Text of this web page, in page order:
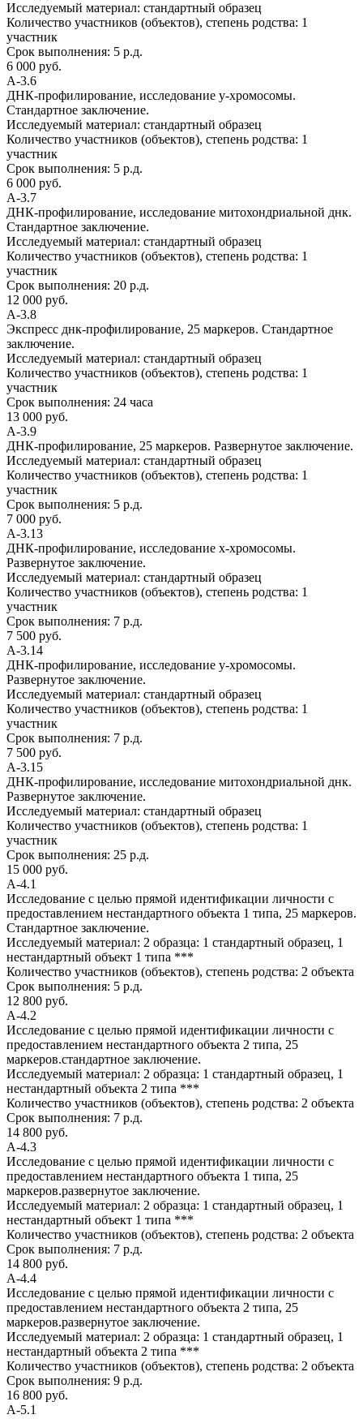
Исследуемый материал: стандартный образец
Количество участников (объектов), степень родства: 1
участник
Срок выполнения: 5 р.д.
6 000 руб.
А-3.6
ДНК-профилирование, исследование y-хромосомы.
Стандартное заключение.
Исследуемый материал: стандартный образец
Количество участников (объектов), степень родства: 1
участник
Срок выполнения: 5 р.д.
6 000 руб.
А-3.7
ДНК-профилирование, исследование митохондриальной днк.
Стандартное заключение.
Исследуемый материал: стандартный образец
Количество участников (объектов), степень родства: 1
участник
Срок выполнения: 20 р.д.
12 000 руб.
А-3.8
Экспресс днк-профилирование, 25 маркеров. Стандартное
заключение.
Исследуемый материал: стандартный образец
Количество участников (объектов), степень родства: 1
участник
Срок выполнения: 24 часа
13 000 руб.
А-3.9
ДНК-профилирование, 25 маркеров. Развернутое заключение.
Исследуемый материал: стандартный образец
Количество участников (объектов), степень родства: 1
участник
Срок выполнения: 5 р.д.
7 000 руб.
А-3.13
ДНК-профилирование, исследование х-хромосомы.
Развернутое заключение.
Исследуемый материал: стандартный образец
Количество участников (объектов), степень родства: 1
участник
Срок выполнения: 7 р.д.
7 500 руб.
А-3.14
ДНК-профилирование, исследование y-хромосомы.
Развернутое заключение.
Исследуемый материал: стандартный образец
Количество участников (объектов), степень родства: 1
участник
Срок выполнения: 7 р.д.
7 500 руб.
А-3.15
ДНК-профилирование, исследование митохондриальной днк.
Развернутое заключение.
Исследуемый материал: стандартный образец
Количество участников (объектов), степень родства: 1
участник
Срок выполнения: 25 р.д.
15 000 руб.
А-4.1
Исследование с целью прямой идентификации личности с
предоставлением нестандартного объекта 1 типа, 25 маркеров.
Стандартное заключение.
Исследуемый материал: 2 образца: 1 стандартный образец, 1
нестандартный объект 1 типа ***
Количество участников (объектов), степень родства: 2 объекта
Срок выполнения: 5 р.д.
12 800 руб.
А-4.2
Исследование с целью прямой идентификации личности с
предоставлением нестандартного объекта 2 типа, 25
маркеров.стандартное заключение.
Исследуемый материал: 2 образца: 1 стандартный образец, 1
нестандартный объекта 2 типа ***
Количество участников (объектов), степень родства: 2 объекта
Срок выполнения: 7 р.д.
14 800 руб.
А-4.3
Исследование с целью прямой идентификации личности с
предоставлением нестандартного объекта 1 типа, 25
маркеров.развернутое заключение.
Исследуемый материал: 2 образца: 1 стандартный образец, 1
нестандартный объект 1 типа ***
Количество участников (объектов), степень родства: 2 объекта
Срок выполнения: 7 р.д.
14 800 руб.
А-4.4
Исследование с целью прямой идентификации личности с
предоставлением нестандартного объекта 2 типа, 25
маркеров.развернутое заключение.
Исследуемый материал: 2 образца: 1 стандартный образец, 1
нестандартный объекта 2 типа ***
Количество участников (объектов), степень родства: 2 объекта
Срок выполнения: 9 р.д.
16 800 руб.
А-5.1